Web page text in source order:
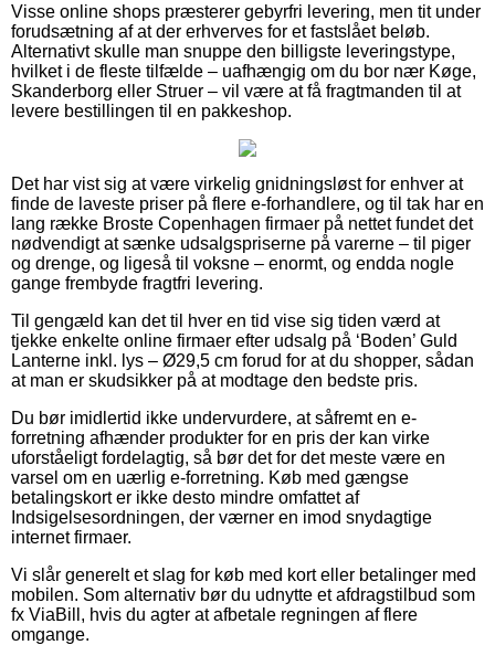
Visse online shops præsterer gebyrfri levering, men tit under
forudsætning af at der erhverves for et fastslået beløb.
Alternativt skulle man snuppe den billigste leveringstype,
hvilket i de fleste tilfælde – uafhængig om du bor nær Køge,
Skanderborg eller Struer – vil være at få fragtmanden til at
levere bestillingen til en pakkeshop.
Det har vist sig at være virkelig gnidningsløst for enhver at
finde de laveste priser på flere e-forhandlere, og til tak har en
lang række Broste Copenhagen firmaer på nettet fundet det
nødvendigt at sænke udsalgspriserne på varerne – til piger
og drenge, og ligeså til voksne – enormt, og endda nogle
gange frembyde fragtfri levering.
Til gengæld kan det til hver en tid vise sig tiden værd at
tjekke enkelte online firmaer efter udsalg på ‘Boden’ Guld
Lanterne inkl. lys – Ø29,5 cm forud for at du shopper, sådan
at man er skudsikker på at modtage den bedste pris.
Du bør imidlertid ikke undervurdere, at såfremt en e-
forretning afhænder produkter for en pris der kan virke
uforståeligt fordelagtig, så bør det for det meste være en
varsel om en uærlig e-forretning. Køb med gængse
betalingskort er ikke desto mindre omfattet af
Indsigelsesordningen, der værner en imod snydagtige
internet firmaer.
Vi slår generelt et slag for køb med kort eller betalinger med
mobilen. Som alternativ bør du udnytte et afdragstilbud som
fx ViaBill, hvis du agter at afbetale regningen af flere
omgange.